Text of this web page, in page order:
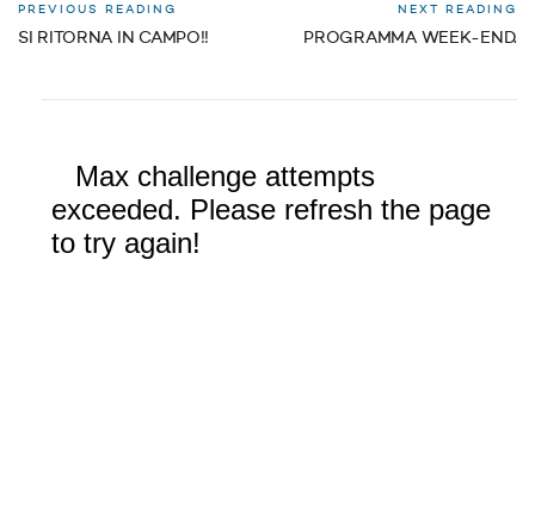
PREVIOUS READING
SI RITORNA IN CAMPO!!
NEXT READING
PROGRAMMA WEEK-END.